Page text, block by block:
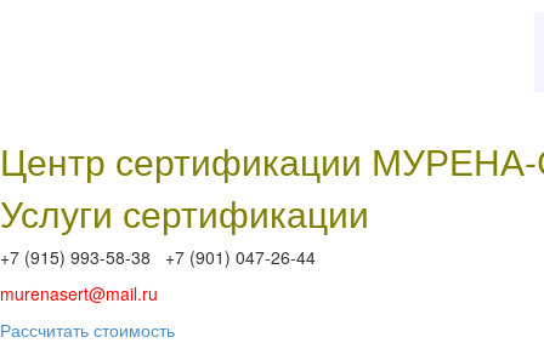
Центр сертификации
Услуги сертификации
+7 (915) 993-58-38 +7 (901) 047-26-44
murenasert@mail.ru
Рассчитать стоимость